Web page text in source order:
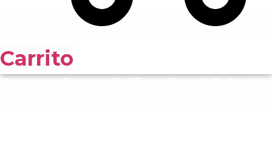
Carrito